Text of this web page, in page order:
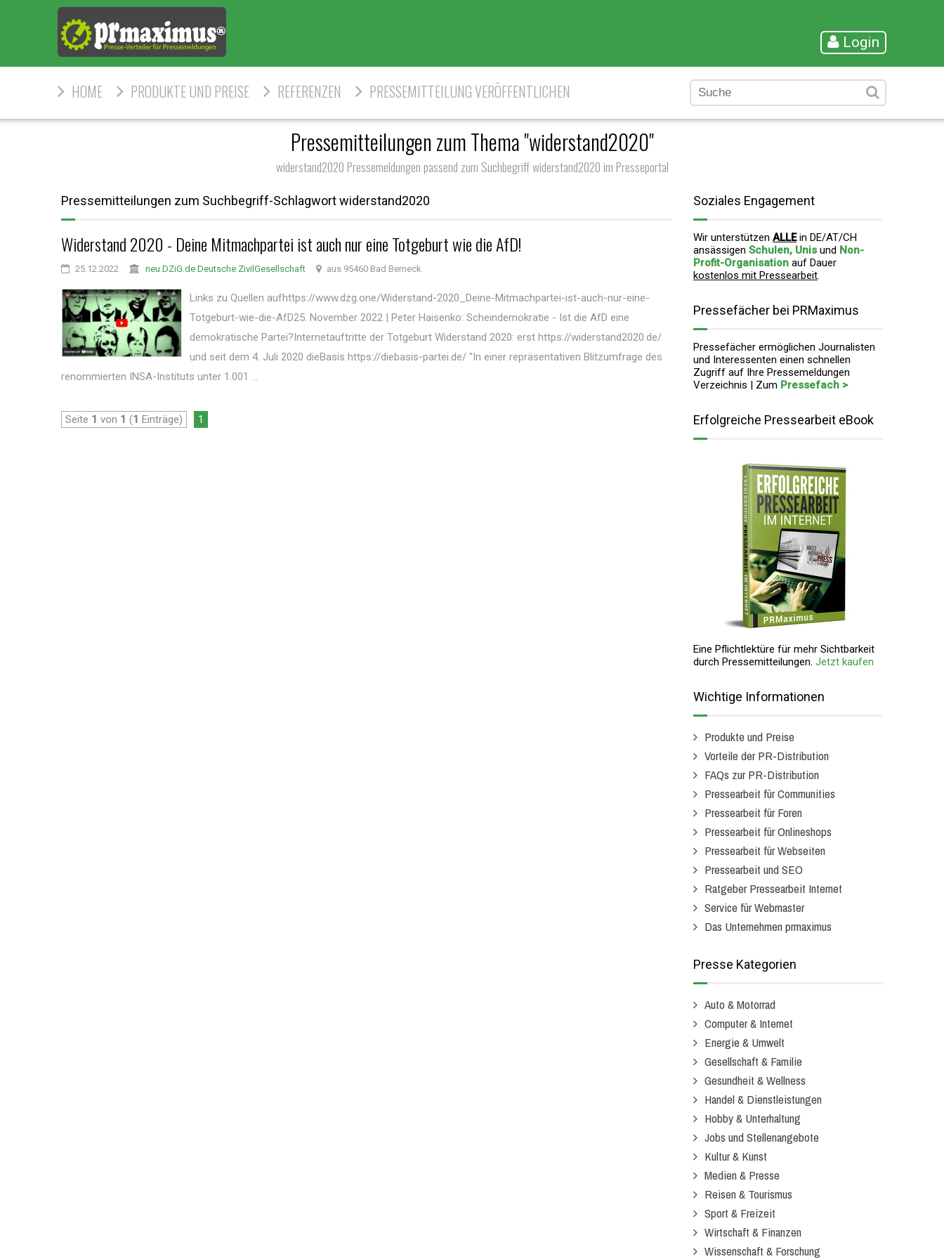
Login
HOME PRODUKTE UND PREISE REFERENZEN PRESSEMITTEILUNG VERÖFFENTLICHEN
Pressemitteilungen zum Thema "widerstand2020"
widerstand2020 Pressemeldungen passend zum Suchbegriff widerstand2020 im Presseportal
Pressemitteilungen zum Suchbegriff-Schlagwort widerstand2020
Widerstand 2020 - Deine Mitmachpartei ist auch nur eine Totgeburt wie die AfD!
25.12.2022 neu.DZiG.de Deutsche ZivilGesellschaft aus 95460 Bad Berneck
Links zu Quellen aufhttps://www.dzg.one/Widerstand-2020_Deine-Mitmachpartei-ist-auch-nur-eine-
Totgeburt-wie-die-AfD25. November 2022 | Peter Haisenko: Scheindemokratie - Ist die AfD eine
demokratische Partei?Internetauftritte der Totgeburt Widerstand 2020: erst https://widerstand2020.de/
und seit dem 4. Juli 2020 dieBasis https://diebasis-partei.de/ "In einer repräsentativen Blitzumfrage des
renommierten INSA-Instituts unter 1.001 ...
Seite 1 von 1 (1 Einträge) 1
Soziales Engagement
Wir unterstützen ALLEin DE/AT/CH
ansässigen Schulen, Unis und Non-
Profit-Organisation auf Dauer
kostenlos mit Pressearbeit.
Pressefächer bei PRMaximus
Pressefächer ermöglichen Journalisten
und Interessenten einen schnellen
Zugriff auf Ihre Pressemeldungen
Verzeichnis | Zum Pressefach >
Erfolgreiche Pressearbeit eBook
Eine Pflichtlektüre für mehr Sichtbarkeit
durch Pressemitteilungen. Jetzt kaufen
Wichtige Informationen
Produkte und Preise
Vorteile der PR-Distribution
FAQs zur PR-Distribution
Pressearbeit für Communities
Pressearbeit für Foren
Pressearbeit für Onlineshops
Pressearbeit für Webseiten
Pressearbeit und SEO
Ratgeber Pressearbeit Internet
Service für Webmaster
Das Unternehmen prmaximus
Presse Kategorien
Auto & Motorrad
Computer & Internet
Energie & Umwelt
Gesellschaft & Familie
Gesundheit & Wellness
Handel & Dienstleistungen
Hobby & Unterhaltung
Jobs und Stellenangebote
Kultur & Kunst
Medien & Presse
Reisen & Tourismus
Sport & Freizeit
Wirtschaft & Finanzen
Wissenschaft & Forschung